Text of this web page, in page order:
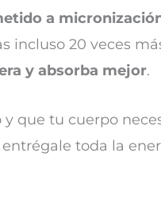
a
20 veces
y absorba mejor.
que tu cuerpo
toda la